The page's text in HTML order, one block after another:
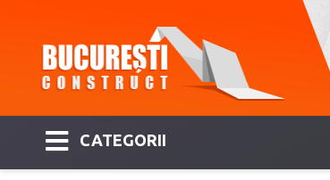
CATEGORII